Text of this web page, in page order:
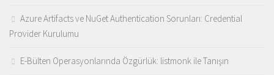
Azure Artifacts ve NuGet Authentication Sorunları: Credential
Provider Kurulumu
E-Bülten Operasyonlarında Özgürlük: listmonk ile Tanışın